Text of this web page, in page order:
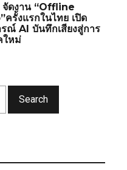
ดงาน “Offline
รั้งแรกในไทย เปิด
ณ์ AI บันทึกเสียงสู่การ
ใหม่
Search